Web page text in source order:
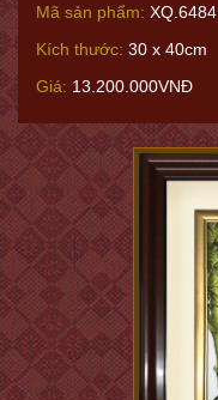
Mã sản phẩm: XQ.6484
Kích thước: 30 x 40cm
Giá: 13.200.000VNĐ